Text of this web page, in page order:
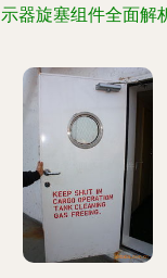
示器旋塞组件全面解